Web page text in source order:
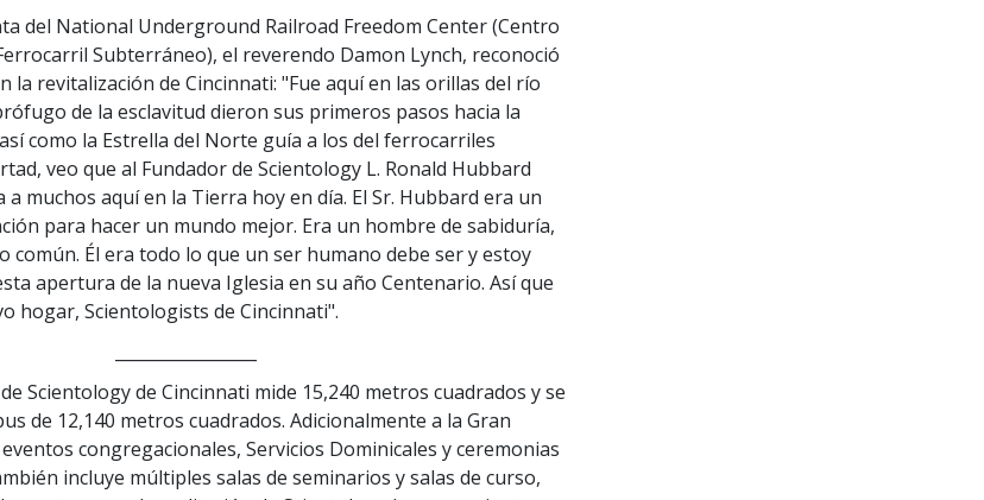
del National Underground Railroad Freedom Center (Centro
Subterráneo), el reverendo Damon Lynch, reconoció
la revitalización de Cincinnati: "Fue aquí en las orillas del río
de la esclavitud dieron sus primeros pasos hacia la
como la Estrella del Norte guía a los del ferrocarriles
veo que al Fundador de Scientology L. Ronald Hubbard
muchos aquí en la Tierra hoy en día. El Sr. Hubbard era un
para hacer un mundo mejor. Era un hombre de sabiduría,
común. Él era todo lo que un ser humano debe ser y estoy
apertura de la nueva Iglesia en su año Centenario. Así que
hogar, Scientologists de Cincinnati".
Scientology de Cincinnati mide 15,240 metros cuadrados y se
de 12,140 metros cuadrados. Adicionalmente a la Gran
congregacionales, Servicios Dominicales y ceremonias
incluye múltiples salas de seminarios y salas de curso,